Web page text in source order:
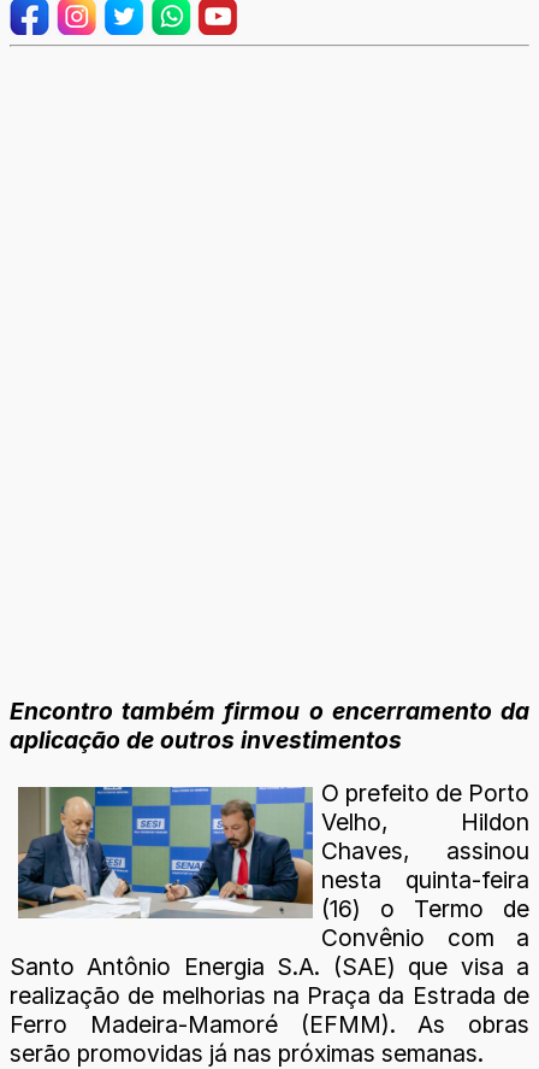
Encontro também firmou o encerramento da
aplicação de outros investimentos
O prefeito de Porto
Velho, Hildon
Chaves, assinou
nesta quinta-feira
(16) o Termo de
Convênio com a
Santo Antônio Energia S.A. (SAE) que visa a
realização de melhorias na Praça da Estrada de
Ferro Madeira-Mamoré (EFMM). As obras
serão promovidas já nas próximas semanas.